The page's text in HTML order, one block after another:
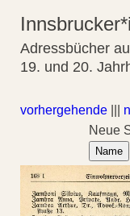
Adressbücher
19. und 20.
vorhergehende
Neue
Name